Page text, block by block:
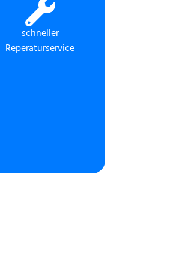
schneller
Reperaturservice